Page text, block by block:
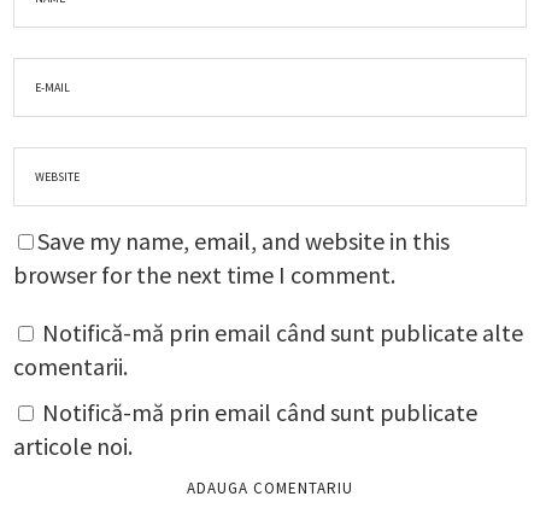
Save my name, email, and website in this
browser for the next time I comment.
Notifică-mă prin email când sunt publicate alte
comentarii.
Notifică-mă prin email când sunt publicate
articole noi.